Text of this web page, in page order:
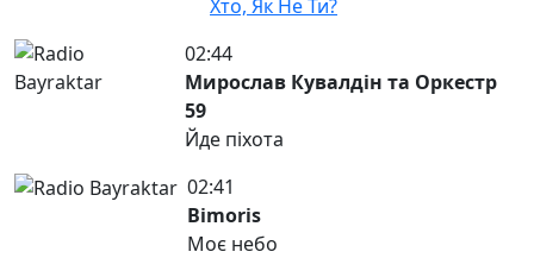
Хто, Як Не Ти?
02:44
Мирослав Кувалдін та Оркестр
59
Йде піхота
02:41
Bimoris
Моє небо